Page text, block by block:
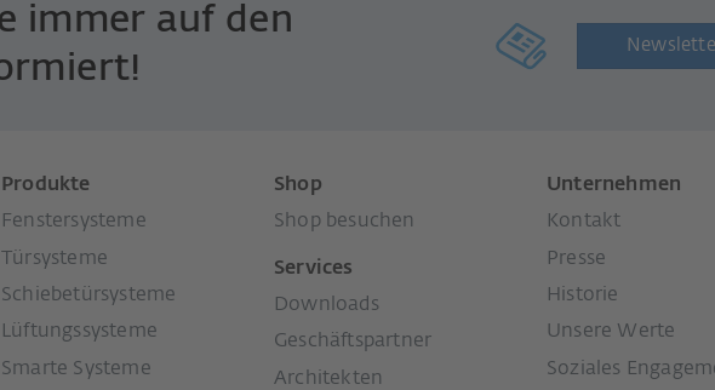
immer auf den
Produkte
Fenstersysteme
Türsysteme
Schiebetürsysteme
Lüftungssysteme
Smarte Systeme
Shop
Shop besuchen
Services
Downloads
Geschäftspartner
Architekten
Unternehmen
Kontakt
Presse
Historie
Unsere Werte
Soziales